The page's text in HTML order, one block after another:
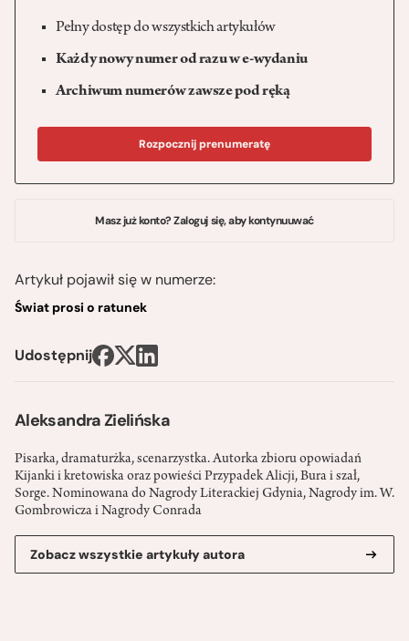
Aleksandra Zielińska
Pisarka, dramaturżka, scenarzystka. Autorka zbioru opowiadań
Kijanki i kretowiska oraz powieści Przypadek Alicji, Bura i szał,
Sorge. Nominowana do Nagrody Literackiej Gdynia, Nagrody im. W.
Gombrowicza i Nagrody Conrada
Zobacz wszystkie artykuły autora
Pełny dostęp do wszystkich artykułów
Każdy nowy numer od razu w e-wydaniu
Archiwum numerów zawsze pod ręką
Rozpocznij prenumeratę
Masz już konto? Zaloguj się, aby kontynuuwać
Artykuł pojawił się w numerze:
Świat prosi o ratunek
Udostępnij